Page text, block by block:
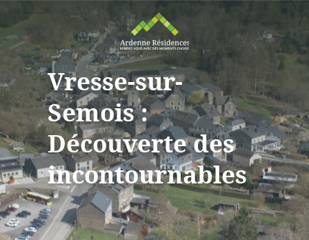
Vresse-sur-
Semois :
Découverte des
incontournables